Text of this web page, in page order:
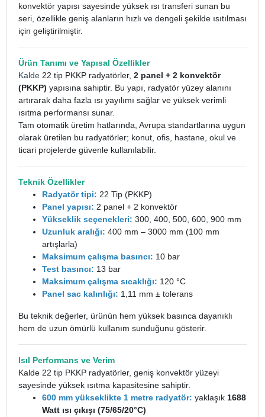
konvektör yapısı sayesinde yüksek ısı transferi sunan bu
seri, özellikle geniş alanların hızlı ve dengeli şekilde ısıtılması
için geliştirilmiştir.
Ürün Tanımı ve Yapısal Özellikler
Kalde 22 tip PKKP radyatörler, 2 panel + 2 konvektör
(PKKP) yapısına sahiptir. Bu yapı, radyatör yüzey alanını
artırarak daha fazla ısı yayılımı sağlar ve yüksek verimli
ısıtma performansı sunar.
Tam otomatik üretim hatlarında, Avrupa standartlarına uygun
olarak üretilen bu radyatörler; konut, ofis, hastane, okul ve
ticari projelerde güvenle kullanılabilir.
Teknik Özellikler
Radyatör tipi: 22 Tip (PKKP)
Panel yapısı: 2 panel + 2 konvektör
Yükseklik seçenekleri: 300, 400, 500, 600, 900 mm
Uzunluk aralığı: 400 mm – 3000 mm (100 mm
artışlarla)
Maksimum çalışma basıncı: 10 bar
Test basıncı: 13 bar
Maksimum çalışma sıcaklığı: 120 °C
Panel sac kalınlığı: 1,11 mm ± tolerans
Bu teknik değerler, ürünün hem yüksek basınca dayanıklı
hem de uzun ömürlü kullanım sunduğunu gösterir.
Isıl Performans ve Verim
Kalde 22 tip PKKP radyatörler, geniş konvektör yüzeyi
sayesinde yüksek ısıtma kapasitesine sahiptir.
600 mm yükseklikte 1 metre radyatör: yaklaşık 1688
Watt ısı çıkışı (75/65/20°C)